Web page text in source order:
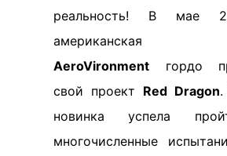
реальность! В мае
американская
AeroVironment гордо
свой проект Red Dragon
новинка успела
многочисленные